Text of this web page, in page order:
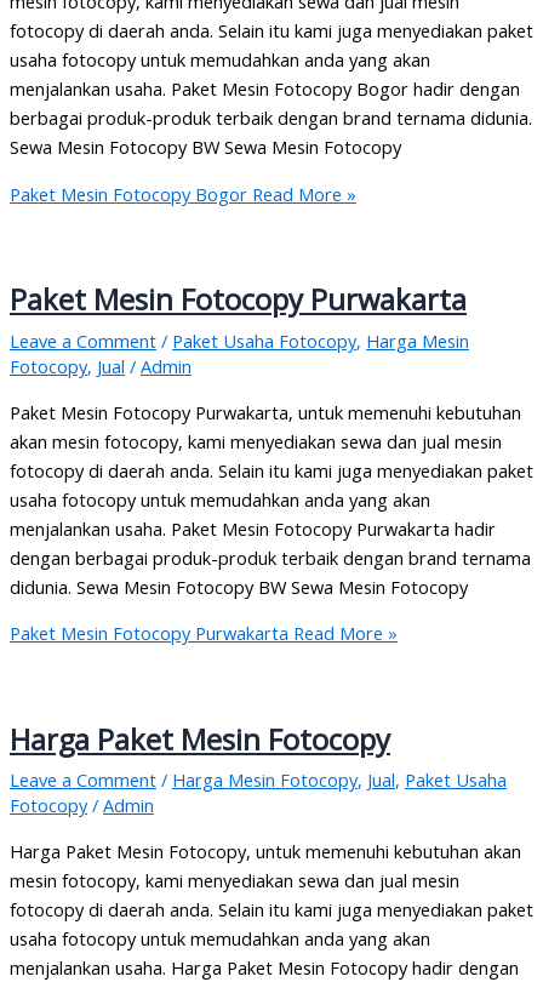
fotocopy di daerah anda. Selain itu kami juga menyediakan paket
usaha fotocopy untuk memudahkan anda yang akan
menjalankan usaha. Paket Mesin Fotocopy Bogor hadir dengan
berbagai produk-produk terbaik dengan brand ternama didunia.
Sewa Mesin Fotocopy BW Sewa Mesin Fotocopy
Paket Mesin Fotocopy Bogor Read More »
Paket Mesin Fotocopy Purwakarta
Leave a Comment / Paket Usaha Fotocopy, Harga Mesin
Fotocopy, Jual / Admin
Paket Mesin Fotocopy Purwakarta, untuk memenuhi kebutuhan
akan mesin fotocopy, kami menyediakan sewa dan jual mesin
fotocopy di daerah anda. Selain itu kami juga menyediakan paket
usaha fotocopy untuk memudahkan anda yang akan
menjalankan usaha. Paket Mesin Fotocopy Purwakarta hadir
dengan berbagai produk-produk terbaik dengan brand ternama
didunia. Sewa Mesin Fotocopy BW Sewa Mesin Fotocopy
Paket Mesin Fotocopy Purwakarta Read More »
Harga Paket Mesin Fotocopy
Leave a Comment / Harga Mesin Fotocopy, Jual, Paket Usaha
Fotocopy/ Admin
Harga Paket Mesin Fotocopy, untuk memenuhi kebutuhan akan
mesin fotocopy, kami menyediakan sewa dan jual mesin
fotocopy di daerah anda. Selain itu kami juga menyediakan paket
usaha fotocopy untuk memudahkan anda yang akan
menjalankan usaha. Harga Paket Mesin Fotocopy hadir dengan